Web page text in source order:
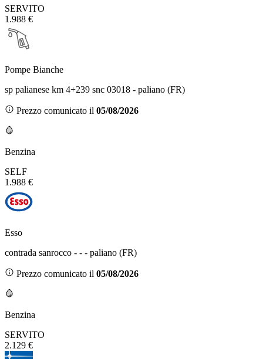
SERVITO
1.988 €
Pompe Bianche
sp palianese km 4+239 snc 03018 - paliano (FR)
Prezzo comunicato il 05/08/2026
Benzina
SELF
1.988 €
Esso
contrada sanrocco - - - paliano (FR)
Prezzo comunicato il 05/08/2026
Benzina
SERVITO
2.129 €